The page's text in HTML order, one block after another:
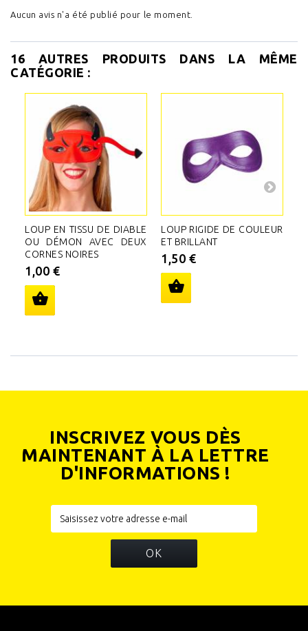
Aucun avis n'a été publié pour le moment.
16 AUTRES PRODUITS DANS LA MÊME
CATÉGORIE :
LOUP EN TISSU DE DIABLE
OU DÉMON AVEC DEUX
CORNES NOIRES
1,00 €
LOUP RIGIDE DE COULEUR
ET BRILLANT
1,50 €
INSCRIVEZ VOUS DÈS
MAINTENANT À LA LETTRE
D'INFORMATIONS !
OK